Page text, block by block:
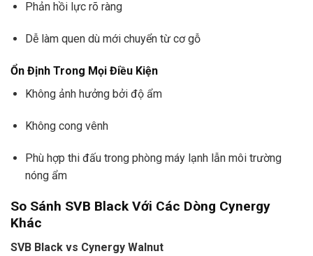
Phản hồi lực rõ ràng
Dễ làm quen dù mới chuyển từ cơ gỗ
Ổn Định Trong Mọi Điều Kiện
Không ảnh hưởng bởi độ ẩm
Không cong vênh
Phù hợp thi đấu trong phòng máy lạnh lẫn môi trường
nóng ẩm
So Sánh SVB Black Với Các Dòng Cynergy
Khác
SVB Black vs Cynergy Walnut